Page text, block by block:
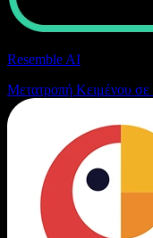
Resemble AI
Μετατροπή Κειμένου σε